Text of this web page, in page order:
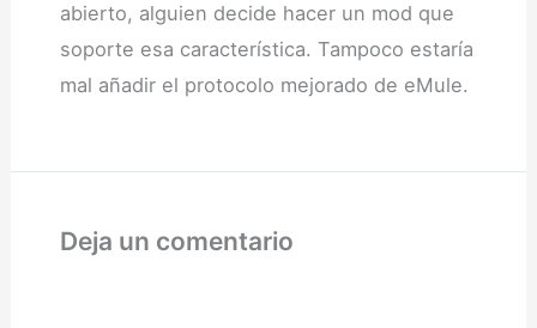
abierto, alguien decide hacer un mod que
soporte esa característica. Tampoco estaría
mal añadir el protocolo mejorado de eMule.
Deja un comentario